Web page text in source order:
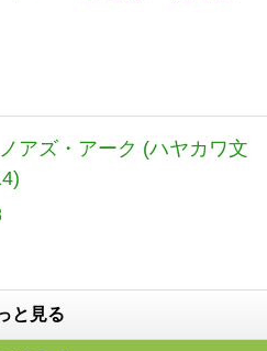
アズ・アーク (ハヤカワ文
と見る